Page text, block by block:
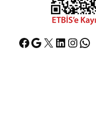
Facebook Google X LinkedIn Instagram WhatsApp